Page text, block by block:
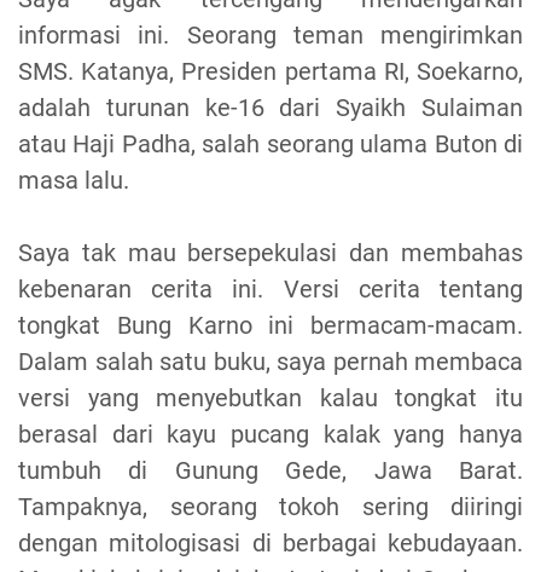
informasi ini. Seorang teman mengirimkan
SMS. Katanya, Presiden pertama RI, Soekarno,
adalah turunan ke-16 dari Syaikh Sulaiman
atau Haji Padha, salah seorang ulama Buton di
masa lalu.
Saya tak mau bersepekulasi dan membahas
kebenaran cerita ini. Versi cerita tentang
tongkat Bung Karno ini bermacam-macam.
Dalam salah satu buku, saya pernah membaca
versi yang menyebutkan kalau tongkat itu
berasal dari kayu pucang kalak yang hanya
tumbuh di Gunung Gede, Jawa Barat.
Tampaknya, seorang tokoh sering diiringi
dengan mitologisasi di berbagai kebudayaan.